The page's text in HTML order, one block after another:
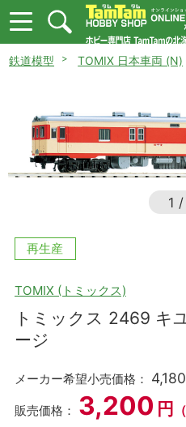
鉄道模型 TOMIX 日本車両 (N)
1 /
再生産
TOMIX (トミックス)
トミックス 2469 キ
ージ
メーカー希望小売価格： 4,180
販売価格： 3,200 円